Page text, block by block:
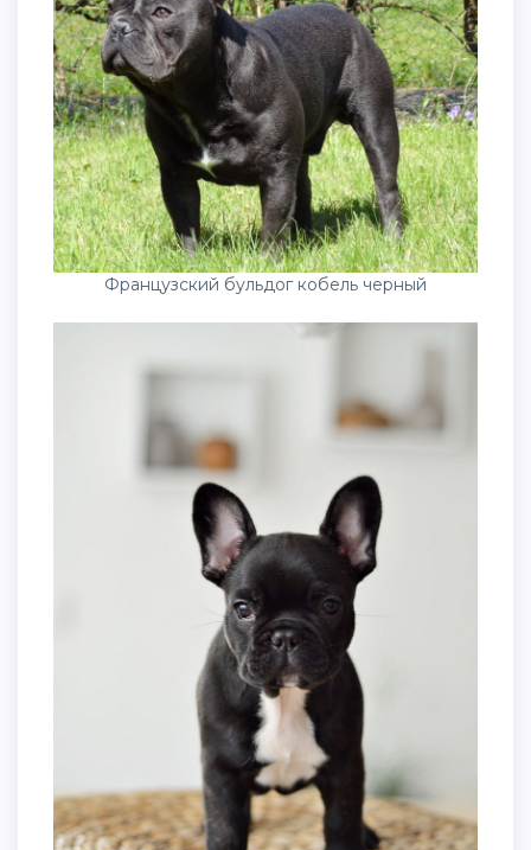
Французский бульдог кобель черный